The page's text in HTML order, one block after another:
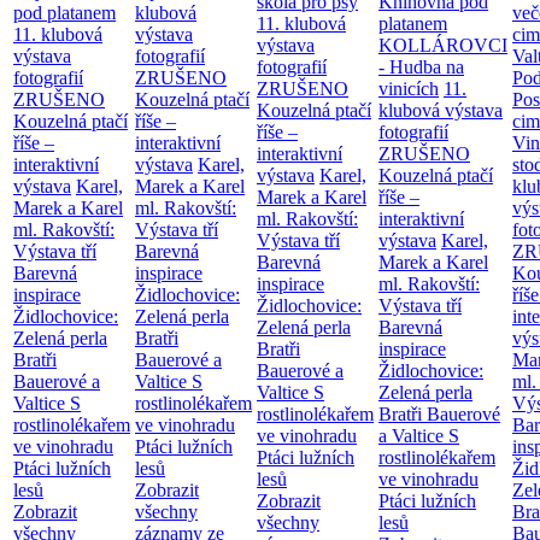
pod platanem
11. klubová
výstava
fotografií
ZRUŠENO
Kouzelná ptačí
říše –
interaktivní
výstava Karel,
Marek a Karel
ml. Rakovští:
Výstava tří
Barevná
inspirace
Židlochovice:
Zelená perla
Bratři
Bauerové a
Valtice S
rostlinolékařem
ve vinohradu
Ptáci lužních
lesů
Zobrazit
všechny
klubová
výstava
fotografií
ZRUŠENO
Kouzelná ptačí
říše –
interaktivní
výstava Karel,
Marek a Karel
ml. Rakovští:
Výstava tří
Barevná
inspirace
Židlochovice:
Zelená perla
Bratři
Bauerové a
Valtice S
rostlinolékařem
ve vinohradu
Ptáci lužních
lesů
Zobrazit
všechny
záznamy ze
11. klubová
výstava
fotografií
ZRUŠENO
Kouzelná ptačí
říše –
interaktivní
výstava Karel,
Marek a Karel
ml. Rakovští:
Výstava tří
Barevná
inspirace
Židlochovice:
Zelená perla
Bratři
Bauerové a
Valtice S
rostlinolékařem
ve vinohradu
Ptáci lužních
lesů
Zobrazit
všechny
platanem
KOLLÁROVCI
- Hudba na
vinicích 11.
klubová výstava
fotografií
ZRUŠENO
Kouzelná ptačí
říše –
interaktivní
výstava Karel,
Marek a Karel
ml. Rakovští:
Výstava tří
Barevná
inspirace
Židlochovice:
Zelená perla
Bratři Bauerové
a Valtice S
rostlinolékařem
ve vinohradu
Ptáci lužních
lesů
ml.